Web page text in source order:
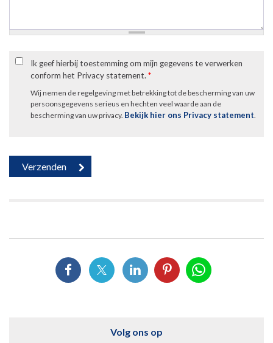
Ik geef hierbij toestemming om mijn gegevens te verwerken
conform het Privacy statement. *
Wij nemen de regelgeving met betrekking tot de bescherming van uw
persoonsgegevens serieus en hechten veel waarde aan de
bescherming van uw privacy. Bekijk hier ons Privacy statement.
Volg ons op